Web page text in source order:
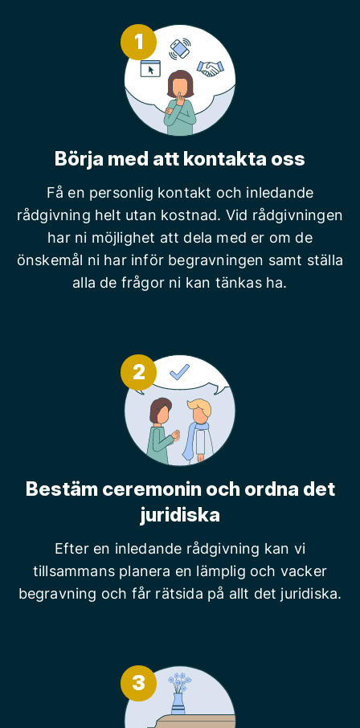
1
Börja med att kontakta oss
Få en personlig kontakt och inledande
rådgivning helt utan kostnad. Vid rådgivningen
har ni möjlighet att dela med er om de
önskemål ni har inför begravningen samt ställa
alla de frågor ni kan tänkas ha.
2
Bestäm ceremonin och ordna det
juridiska
Efter en inledande rådgivning kan vi
tillsammans planera en lämplig och vacker
begravning och får rätsida på allt det juridiska.
3